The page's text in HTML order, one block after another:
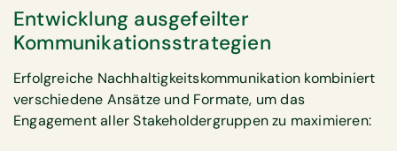
Entwicklung ausgefeilter
Kommunikationsstrategien
Erfolgreiche Nachhaltigkeitskommunikation kombiniert
verschiedene Ansätze und Formate, um das
Engagement aller Stakeholdergruppen zu maximieren: